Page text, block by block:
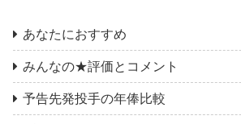
あなたにおすすめ
みんなの★評価とコメント
予告先発投手の年俸比較